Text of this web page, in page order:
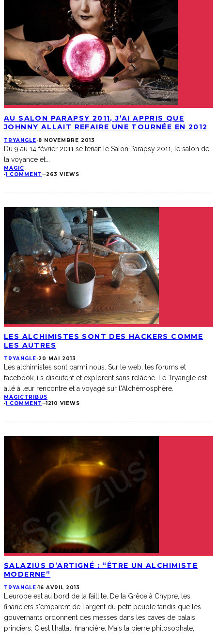
AU SALON PARAPSY 2011, J’AI APPRIS QUE
JOHNNY ALLAIT REFAIRE UNE TOURNÉE EN 2012
TRYANGLE·8 NOVEMBRE 2013
Du 9 au 14 février 2011 se tenait le Salon Parapsy 2011, le salon de
la voyance et
MAGIC
·1 COMMENT ··263 VIEWS
LES ALCHIMISTES SONT DES HACKERS COMME
LES AUTRES
TRYANGLE·20 MAI 2013
Les alchimistes sont parmi nous. Sur le web, les forums et
facebook, ils discutent et explorent sans relâche. Le Tryangle est
allé à leur rencontre et a voyagé sur l'Alchémosphère.
MAGICTRIBUS
·1 COMMENT ··1210 VIEWS
SALAZIUS D’ARTIGNÉ : “ÊTRE UN ALCHIMISTE
MODERNE”
TRYANGLE·16 AVRIL 2013
L'europe est au bord de la faillite. De la Grêce à Chypre, les
financiers s'emparent de l'argent du petit peuple tandis que les
gouvernants ordonnent des messes dans les caves de palais
princiers. C'est l’hallali financière. Mais la pierre philosophale,